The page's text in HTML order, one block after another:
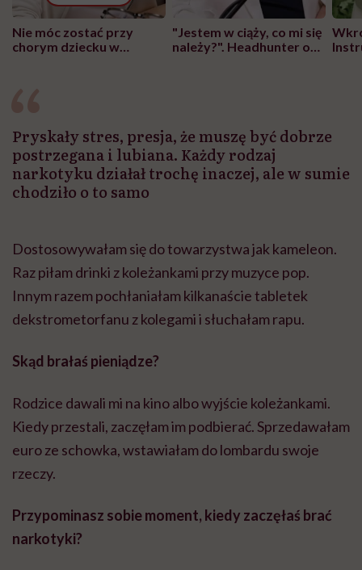
Nie móc zostać przy
chorym dziecku w
"Jestem w ciąży, co mi się
należy?". Headhunter o
Pryskały stres, presja, że muszę być dobrze
postrzegana i lubiana. Każdy rodzaj
narkotyku działał trochę inaczej, ale w sumie
chodziło o to samo
Dostosowywałam się do towarzystwa jak kameleon.
Raz piłam drinki z koleżankami przy muzyce pop.
Innym razem pochłaniałam kilkanaście tabletek
dekstrometorfanu z kolegami i słuchałam rapu.
Skąd brałaś pieniądze?
Rodzice dawali mi na kino albo wyjście koleżankami.
Kiedy przestali, zaczęłam im podbierać. Sprzedawałam
euro ze schowka, wstawiałam do lombardu swoje
rzeczy.
Przypominasz sobie moment, kiedy zaczęłaś brać
narkotyki?